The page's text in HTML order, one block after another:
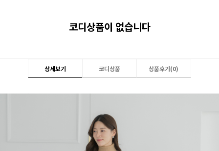
코디상품이 없습니다
상세보기 코디상품 상품후기(0)